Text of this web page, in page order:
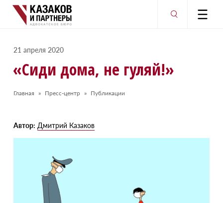
21 апреля 2020
«Сиди дома, не гуляй!»
Главная Пресс-центр Публикации
Автор: Дмитрий Казаков